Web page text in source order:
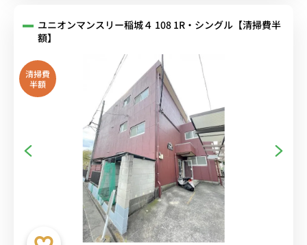
ユニオンマンスリー稲城４ 108 1R・シングル【清掃費半
額】
清掃費
半額